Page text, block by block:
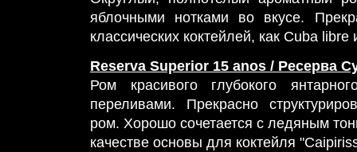
яблочными нотками во вкусе.
классических коктейлей, как Cuba libre
Reserva Superior 15 anos / Ресерва
Ром красивого глубокого
переливами. Прекрасно
ром. Хорошо сочетается с ледяным
качестве основы для коктейля